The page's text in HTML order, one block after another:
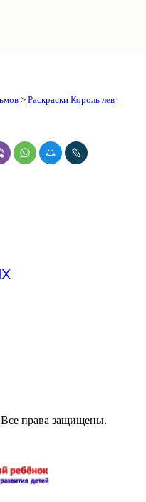
> Раскраски Король лев
права защищены.